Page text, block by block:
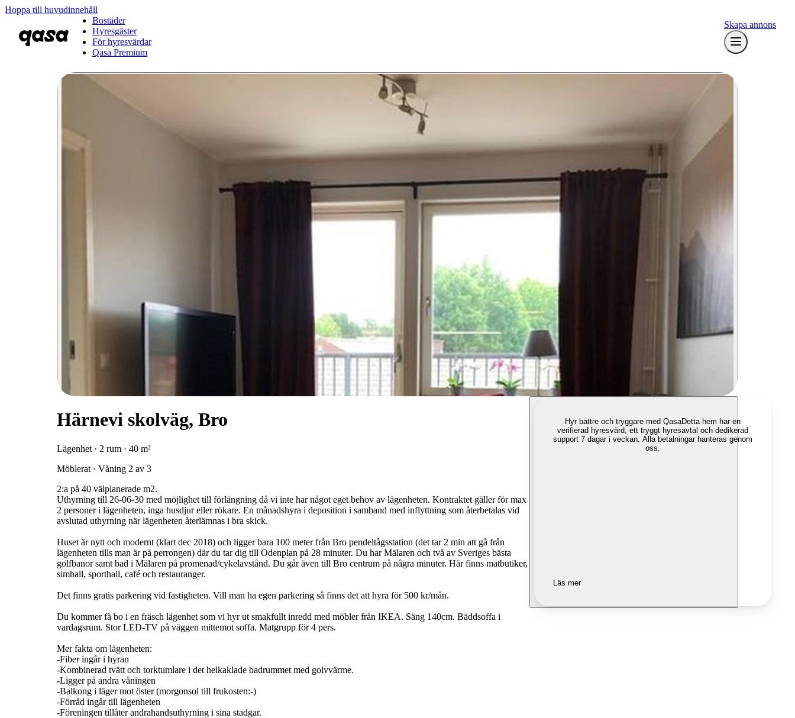
Hoppa till huvudinnehåll
Bostäder
Hyresgäster
För hyresvärdar
Qasa Premium
Skapa annons
Härnevi skolväg, Bro
Lägenhet · 2 rum · 40 m²
Möblerat · Våning 2 av 3
2:a på 40 välplanerade m2.
Uthyrning till 26-06-30 med möjlighet till förlängning då vi inte har något eget behov av lägenheten. Kontraktet gäller för max
2 personer i lägenheten, inga husdjur eller rökare. En månadshyra i deposition i samband med inflyttning som återbetalas vid
avslutad uthyrning när lägenheten återlämnas i bra skick.
Huset är nytt och modernt (klart dec 2018) och ligger bara 100 meter från Bro pendeltågsstation (det tar 2 min att gå från
lägenheten tills man är på perrongen) där du tar dig till Odenplan på 28 minuter. Du har Mälaren och två av Sveriges bästa
golfbanor samt bad i Mälaren på promenad/cykelavstånd. Du går även till Bro centrum på några minuter. Här finns matbutiker,
simhall, sporthall, café och restauranger.
Det finns gratis parkering vid fastigheten. Vill man ha egen parkering så finns det att hyra för 500 kr/mån.
Du kommer få bo i en fräsch lägenhet som vi hyr ut smakfullt inredd med möbler från IKEA. Säng 140cm. Bäddsoffa i
vardagsrum. Stor LED-TV på väggen mittemot soffa. Matgrupp för 4 pers.
Mer fakta om lägenheten:
-Fiber ingår i hyran
-Kombinerad tvätt och torktumlare i det helkaklade badrummet med golvvärme.
-Ligger på andra våningen
-Balkong i läger mot öster (morgonsol till frukosten:-)
-Förråd ingår till lägenheten
-Föreningen tillåter andrahandsuthyrning i sina stadgar.
Hyr bättre och tryggare med QasaDetta hem har en
verifierad hyresvärd, ett tryggt hyresavtal och dedikerad
support 7 dagar i veckan. Alla betalningar hanteras genom
oss.
Läs mer